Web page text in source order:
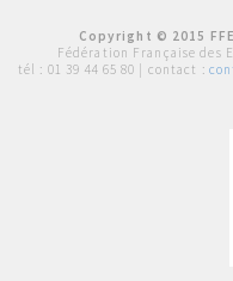
Copyright © 2015
Fédération Française des
tél : 01 39 44 65 80 | contact :